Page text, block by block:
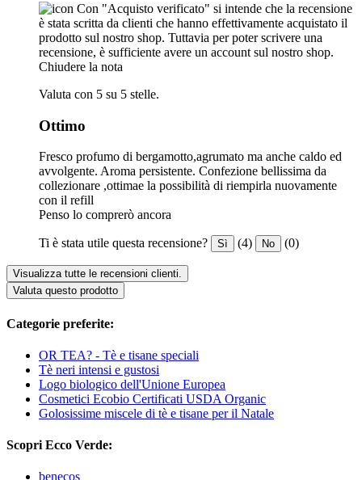
Con "Acquisto verificato" si intende che la recensione
è stata scritta da clienti che hanno effettivamente acquistato il
prodotto sul nostro shop. Tuttavia per poter scrivere una
recensione, è sufficiente avere un account sul nostro shop.
Chiudere la nota
Valuta con 5 su 5 stelle.
Ottimo
Fresco profumo di bergamotto,agrumato ma anche caldo ed
avvolgente. Aroma persistente. Confezione bellissima da
collezionare ,ottimae la possibilità di riempirla nuovamente
con il refill
Penso lo comprerò ancora
Ti è stata utile questa recensione? Sì (4) No (0)
Visualizza tutte le recensioni clienti.
Valuta questo prodotto
Categorie preferite:
OR TEA? - Tè e tisane speciali
Tè neri intensi e gustosi
Logo biologico dell'Unione Europea
Cosmetici Ecobio Certificati USDA Organic
Golosissime miscele di tè e tisane per il Natale
Scopri Ecco Verde:
benecos